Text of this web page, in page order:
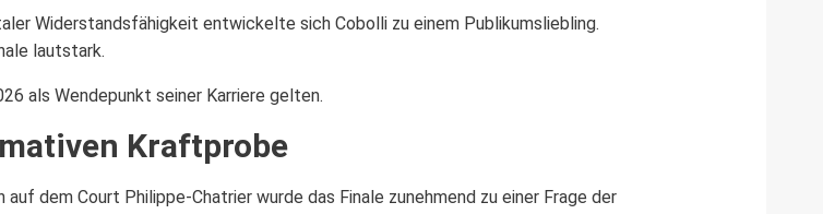
Widerstandsfähigkeit entwickelte sich Cobolli zu einem Publikumsliebling.
lautstark.
als Wendepunkt seiner Karriere gelten.
Kraftprobe
dem Court Philippe-Chatrier wurde das Finale zunehmend zu einer Frage der